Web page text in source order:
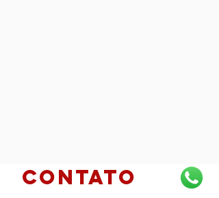
contato